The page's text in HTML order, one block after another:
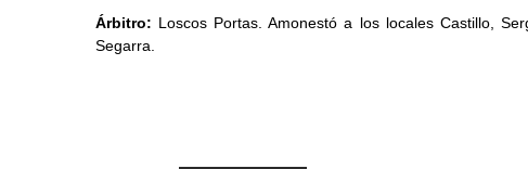
Árbitro: Loscos Portas. Amonestó a los locales Castillo,
Segarra.